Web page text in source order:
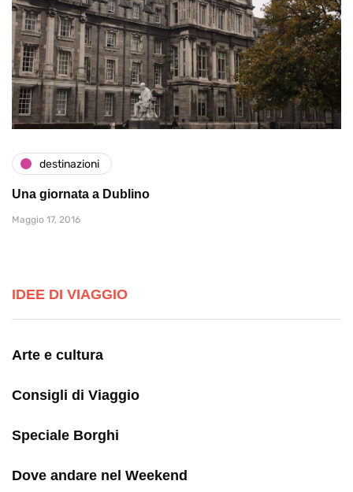
destinazioni
Una giornata a Dublino
Maggio 17, 2016
IDEE DI VIAGGIO
Arte e cultura
Consigli di Viaggio
Speciale Borghi
Dove andare nel Weekend